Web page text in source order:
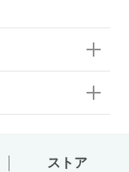
ストア